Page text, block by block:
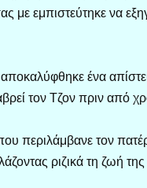
με εμπιστεύτηκε να
ένα
τον Τζον πριν από
περιλάμβανε τον
ριζικά τη ζωή